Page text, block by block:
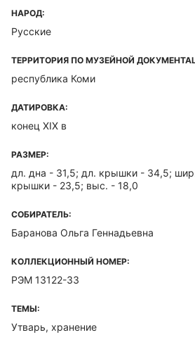
НАРОД:
Русские
ТЕРРИТОРИЯ ПО МУЗЕЙНОЙ
республика Коми
ДАТИРОВКА:
конец ХIХ в
РАЗМЕР:
дл. дна - 31,5; дл. крышки - 34,5;
крышки - 23,5; выс. - 18,0
СОБИРАТЕЛЬ:
Баранова Ольга Геннадьевна
КОЛЛЕКЦИОННЫЙ НОМЕР:
РЭМ 13122-33
ТЕМЫ:
Утварь, хранение